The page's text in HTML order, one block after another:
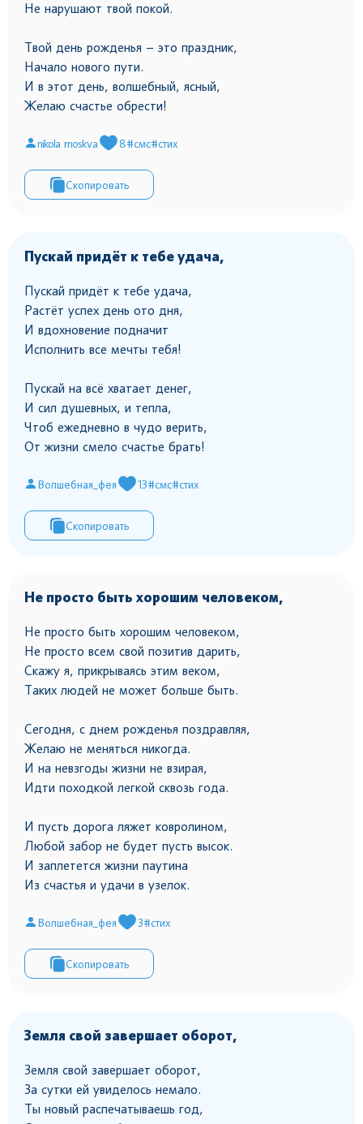
Не нарушают твой покой.
Твой день рожденья – это праздник,
Начало нового пути.
И в этот день, волшебный, ясный,
Желаю счастье обрести!
nikola moskva 8#смс#стих
Скопировать
Пускай придёт к тебе удача,
Пускай придёт к тебе удача,
Растёт успех день ото дня,
И вдохновение подначит
Исполнить все мечты тебя!
Пускай на всё хватает денег,
И сил душевных, и тепла,
Чтоб ежедневно в чудо верить,
От жизни смело счастье брать!
Волшебная_фея 13#смс#стих
Скопировать
Не просто быть хорошим человеком,
Не просто быть хорошим человеком,
Не просто всем свой позитив дарить,
Скажу я, прикрываясь этим веком,
Таких людей не может больше быть.
Сегодня, с днем рожденья поздравляя,
Желаю не меняться никогда.
И на невзгоды жизни не взирая,
Идти походкой легкой сквозь года.
И пусть дорога ляжет ковролином,
Любой забор не будет пусть высок.
И заплетется жизни паутина
Из счастья и удачи в узелок.
Волшебная_фея 3#стих
Скопировать
Земля свой завершает оборот,
Земля свой завершает оборот,
За сутки ей увиделось немало.
Ты новый распечатываешь год,